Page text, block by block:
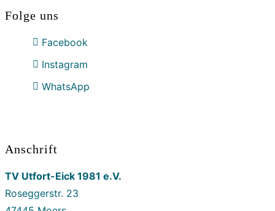
Folge uns
Facebook
Instagram
WhatsApp
Anschrift
TV Utfort-Eick 1981 e.V.
Roseggerstr. 23